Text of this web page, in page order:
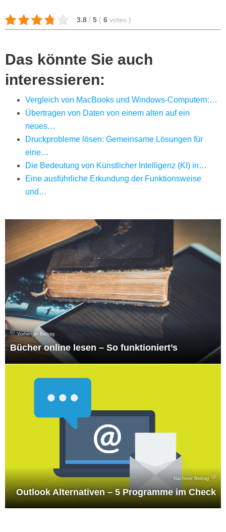
3.8 / 5 ( 6 votes )
Das könnte Sie auch
interessieren:
Vergleich von MacBooks und Windows-Computern:…
Übertragen von Daten von einem alten auf ein
neues…
Druckprobleme lösen: Gemeinsame Lösungen für
eine…
Die Bedeutung von Künstlicher Intelligenz (KI) in…
Eine ausführliche Erkundung der Funktionsweise
und…
Vorheriger Beitrag
Bücher online lesen – So funktioniert’s
Nächster Beitrag
Outlook Alternativen – 5 Programme im Check